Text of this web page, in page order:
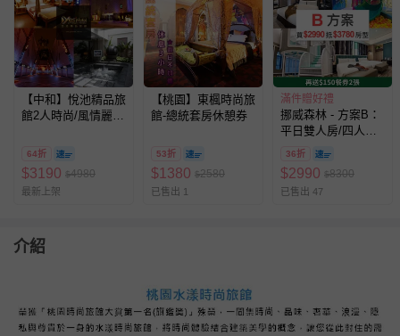
【中和】悅池精品旅
館2人時尚/風情麗緻
64折
$3190 $4980
最新上架
【桃園】東楓時尚旅
館-總統套房休憩券
53折
$1380 $2580
已售出 1
滿件贈好禮
挪威森林 - 方案B：
平日雙人房/四人房
一泊一食專案（可免
費入住3780元以內
房間）（贈兩張『價
值$150』餐券,贈品
36折
$2990 $8300
已售出 47
介紹